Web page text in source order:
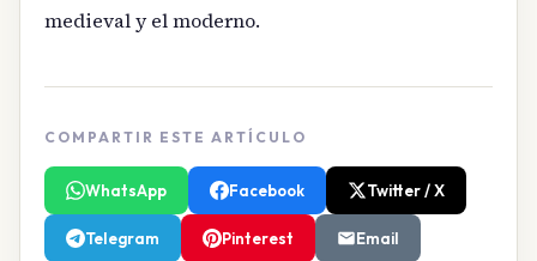
medieval y el moderno.
COMPARTIR ESTE ARTÍCULO
WhatsApp Facebook Twitter / X
Telegram Pinterest Email